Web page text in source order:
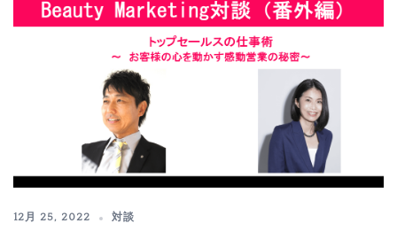
12月 25, 2022 対談